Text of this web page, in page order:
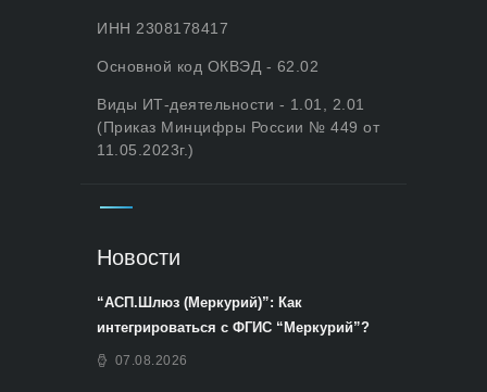
ИНН 2308178417
Основной код ОКВЭД - 62.02
Виды ИТ-деятельности - 1.01, 2.01
(Приказ Минцифры России № 449 от
11.05.2023г.)
Новости
“АСП.Шлюз (Меркурий)”: Как
интегрироваться с ФГИС “Меркурий”?
07.08.2026